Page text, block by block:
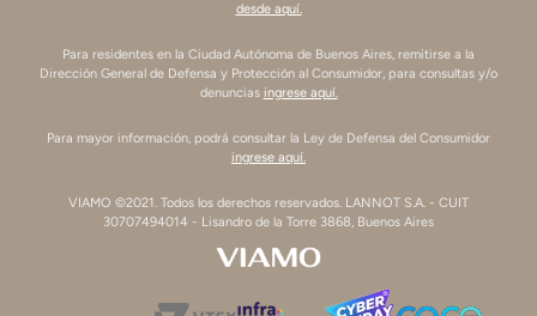
desde aquí.
Para residentes en la Ciudad Autónoma de Buenos Aires, remitirse a la
Dirección General de Defensa y Protección al Consumidor, para consultas y/o
denuncias ingrese aquí.
Para mayor información, podrá consultar la Ley de Defensa del Consumidor
ingrese aquí.
VIAMO ©2021. Todos los derechos reservados. LANNOT S.A. - CUIT
30707494014 - Lisandro de la Torre 3868, Buenos Aires